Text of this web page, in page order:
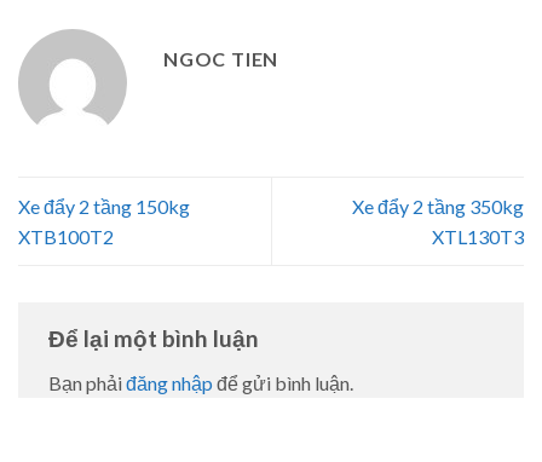
NGOC TIEN
Xe đẩy 2 tầng 150kg
XTB100T2
Xe đẩy 2 tầng 350kg
XTL130T3
Để lại một bình luận
Bạn phải đăng nhập để gửi bình luận.